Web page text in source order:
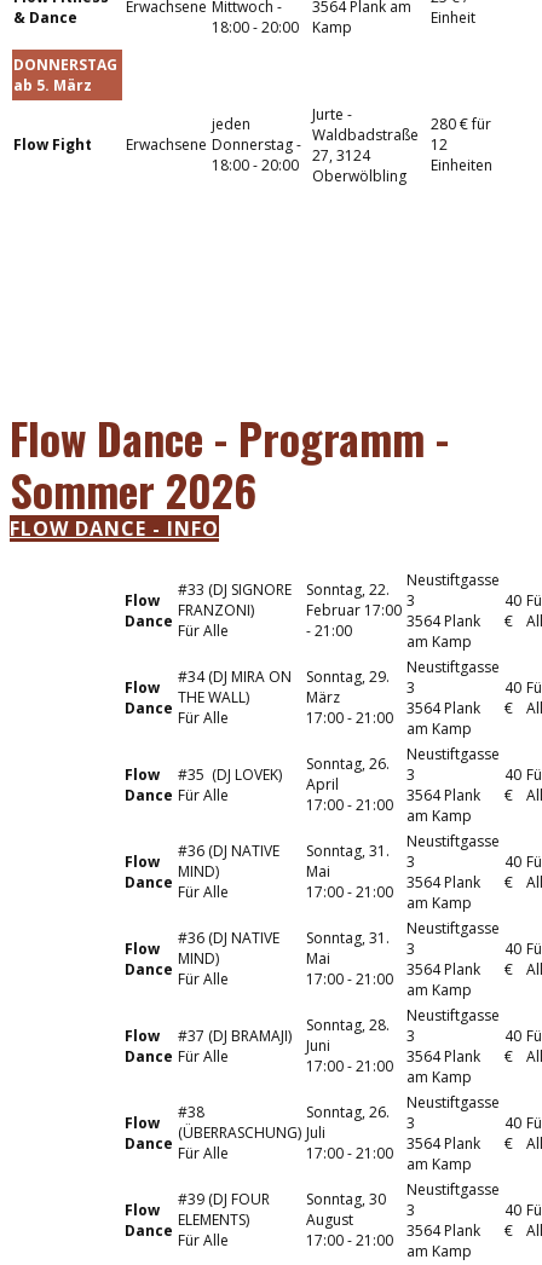
& Dance
Erwachsene Mittwoch -
18:00 - 20:00
3564 Plank am
Kamp
Einheit
DONNERSTAG
ab 5. März
Flow Fight Erwachsene
jeden
Donnerstag -
18:00 - 20:00
Jurte -
Waldbadstraße
27, 3124
Oberwölbling
280 € für
12
Einheiten
Flow Dance - Programm - ​
Sommer 2026
FLOW DANCE - INFO
Flow
Dance
#33 (DJ SIGNORE
FRANZONI)
Für Alle
Sonntag, 22.
Februar 17:00
- 21:00
Neustiftgasse
3
3564 Plank
am Kamp
40
€
Flow
Dance
#34 (DJ MIRA ON
THE WALL)
Für Alle
Sonntag, 29.
März
17:00 - 21:00
Neustiftgasse
3
3564 Plank
am Kamp
40
€
Flow
Dance
#35 ​ (DJ LOVEK)
Für Alle
Sonntag, 26.
April
17:00 - 21:00
Neustiftgasse
3
3564 Plank
am Kamp
40
€
Flow
Dance
#36 (DJ NATIVE
MIND)
Für Alle
Sonntag, 31.
Mai
17:00 - 21:00
Neustiftgasse
3
3564 Plank
am Kamp
40
€
Flow
Dance
#36 (DJ NATIVE
MIND)
Für Alle
Sonntag, 31.
Mai
17:00 - 21:00
Neustiftgasse
3
3564 Plank
am Kamp
40
€
Flow
Dance
#37 (DJ BRAMAJI)
Für Alle
Sonntag, 28.
Juni
17:00 - 21:00
Neustiftgasse
3
3564 Plank
am Kamp
40
€
Flow
Dance
#38
(ÜBERRASCHUNG)
Für Alle
Sonntag, 26.
Juli
17:00 - 21:00
Neustiftgasse
3
3564 Plank
am Kamp
40
€
Flow
Dance
#39 (DJ FOUR
ELEMENTS)
Für Alle
Sonntag, 30
August
17:00 - 21:00
Neustiftgasse
3
3564 Plank
am Kamp
40
€